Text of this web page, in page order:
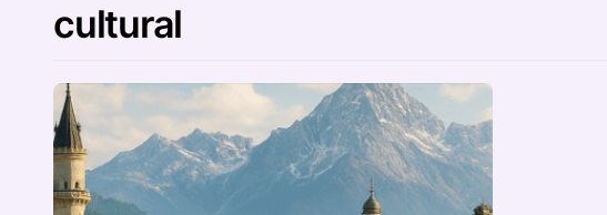
cultural